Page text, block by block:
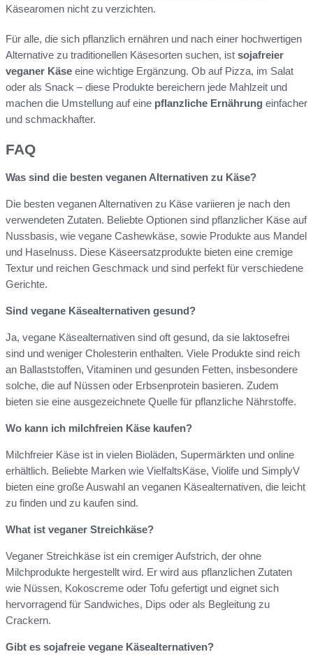
Käsearomen nicht zu verzichten.
Für alle, die sich pflanzlich ernähren und nach einer hochwertigen
Alternative zu traditionellen Käsesorten suchen, ist sojafreier
veganer Käse eine wichtige Ergänzung. Ob auf Pizza, im Salat
oder als Snack – diese Produkte bereichern jede Mahlzeit und
machen die Umstellung auf eine pflanzliche Ernährung einfacher
und schmackhafter.
FAQ
Was sind die besten veganen Alternativen zu Käse?
Die besten veganen Alternativen zu Käse variieren je nach den
verwendeten Zutaten. Beliebte Optionen sind pflanzlicher Käse auf
Nussbasis, wie vegane Cashewkäse, sowie Produkte aus Mandel
und Haselnuss. Diese Käseersatzprodukte bieten eine cremige
Textur und reichen Geschmack und sind perfekt für verschiedene
Gerichte.
Sind vegane Käsealternativen gesund?
Ja, vegane Käsealternativen sind oft gesund, da sie laktosefrei
sind und weniger Cholesterin enthalten. Viele Produkte sind reich
an Ballaststoffen, Vitaminen und gesunden Fetten, insbesondere
solche, die auf Nüssen oder Erbsenprotein basieren. Zudem
bieten sie eine ausgezeichnete Quelle für pflanzliche Nährstoffe.
Wo kann ich milchfreien Käse kaufen?
Milchfreier Käse ist in vielen Bioläden, Supermärkten und online
erhältlich. Beliebte Marken wie VielfaltsKäse, Violife und SimplyV
bieten eine große Auswahl an veganen Käsealternativen, die leicht
zu finden und zu kaufen sind.
What ist veganer Streichkäse?
Veganer Streichkäse ist ein cremiger Aufstrich, der ohne
Milchprodukte hergestellt wird. Er wird aus pflanzlichen Zutaten
wie Nüssen, Kokoscreme oder Tofu gefertigt und eignet sich
hervorragend für Sandwiches, Dips oder als Begleitung zu
Crackern.
Gibt es sojafreie vegane Käsealternativen?